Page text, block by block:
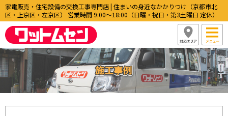
家電販売・住宅設備の交換工事専門店 | 住まいの身近なかかりつけ（京都市北
区・上京区・左京区） 営業時間 9:00〜18:00（日曜・祝日・第3土曜日 定休）